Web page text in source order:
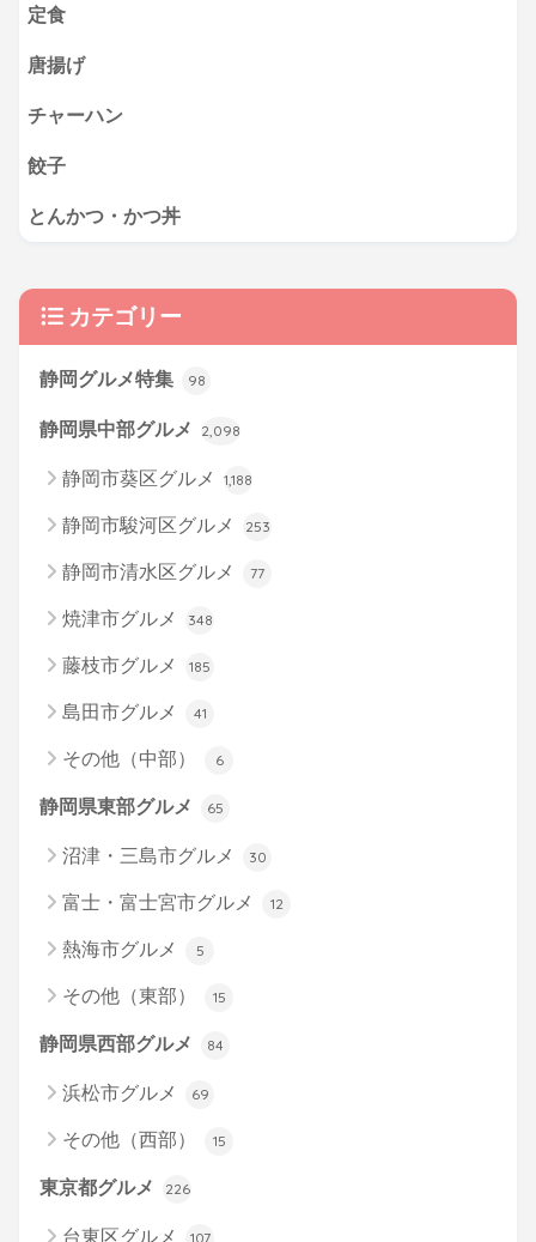
定食
唐揚げ
チャーハン
餃子
とんかつ・かつ丼
カテゴリー
静岡グルメ特集 98
静岡県中部グルメ 2,098
静岡市葵区グルメ 1,188
静岡市駿河区グルメ 253
静岡市清水区グルメ 77
焼津市グルメ 348
藤枝市グルメ 185
島田市グルメ 41
その他（中部） 6
静岡県東部グルメ 65
沼津・三島市グルメ 30
富士・富士宮市グルメ 12
熱海市グルメ 5
その他（東部） 15
静岡県西部グルメ 84
浜松市グルメ 69
その他（西部） 15
東京都グルメ 226
台東区グルメ 107